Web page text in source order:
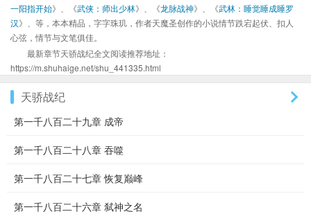
一阳指开始》、《武侠：师出少林》、《龙脉战神》、《武林：睡觉睡成睡罗
汉》、等，本本精品，字字珠玑，作者天魔圣创作的小说情节跌宕起伏、扣人
心弦，情节与文笔俱佳。
最新章节天骄战纪全文阅读推荐地址：
https://m.shuhaige.net/shu_441335.html
天骄战纪
第一千八百二十九章 成帝
第一千八百二十八章 吞噬
第一千八百二十七章 恢复巅峰
第一千八百二十六章 弑神之名